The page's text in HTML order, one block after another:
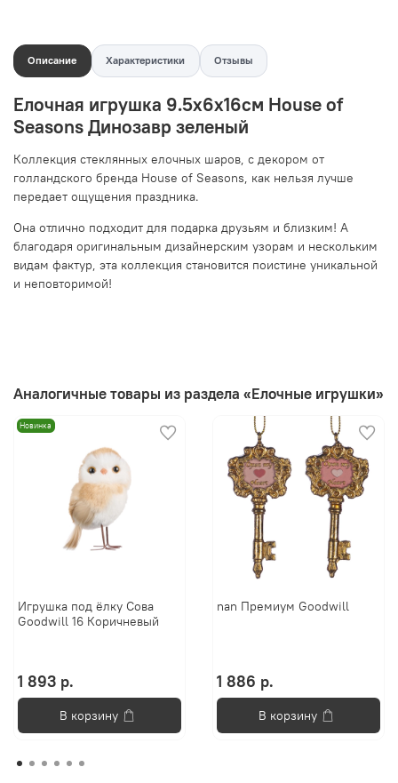
Описание Характеристики Отзывы
Елочная игрушка 9.5х6х16см House of
Seasons Динозавр зеленый
Коллекция стеклянных елочных шаров, с декором от
голландского бренда House of Seasons, как нельзя лучше
передает ощущения праздника.
Она отлично подходит для подарка друзьям и близким! А
благодаря оригинальным дизайнерским узорам и нескольким
видам фактур, эта коллекция становится поистине уникальной
и неповторимой!
Аналогичные товары из раздела «Елочные игрушки»
Новинка
Игрушка под ёлку Сова
Goodwill 16 Коричневый
1 893 р.
В корзину
nan Премиум Goodwill
1 886 р.
В корзину